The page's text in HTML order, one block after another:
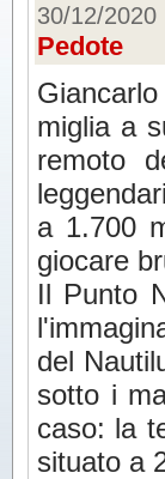
30/12/
Pedote
miglia a
remoto
a 1.700
giocare
Il Punto
del
sotto i
caso: la
situato a